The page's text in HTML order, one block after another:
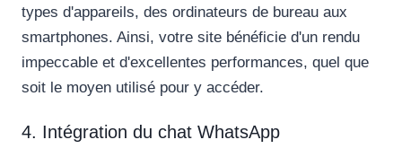
types d'appareils, des ordinateurs de bureau aux
smartphones. Ainsi, votre site bénéficie d'un rendu
impeccable et d'excellentes performances, quel que
soit le moyen utilisé pour y accéder.
4. Intégration du chat WhatsApp